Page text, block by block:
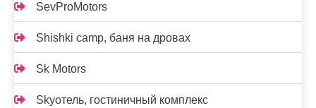
SevProMotors
Shishki camp, баня на дровах
Sk Motors
Skyотель, гостиничный комплекс